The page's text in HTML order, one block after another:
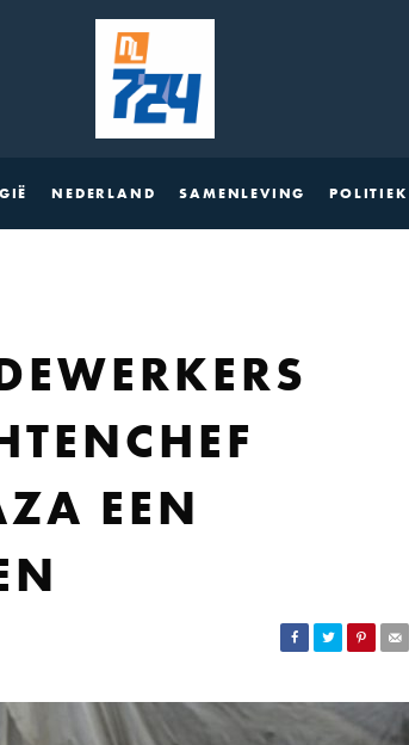
NEDERLAND SAMENLEVING POLITIEK
EEN